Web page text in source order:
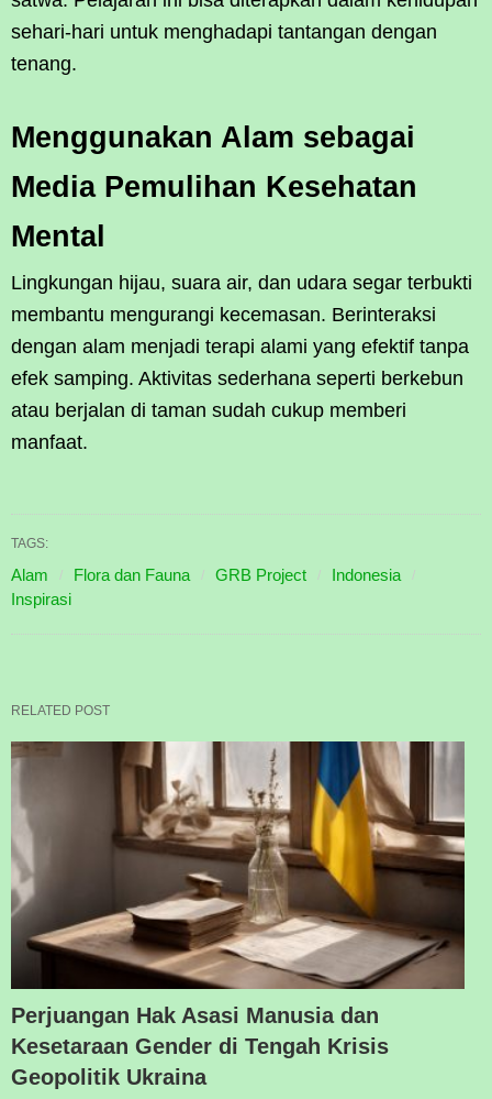
sehari-hari untuk menghadapi tantangan dengan
tenang.
Menggunakan Alam sebagai
Media Pemulihan Kesehatan
Mental
Lingkungan hijau, suara air, dan udara segar terbukti
membantu mengurangi kecemasan. Berinteraksi
dengan alam menjadi terapi alami yang efektif tanpa
efek samping. Aktivitas sederhana seperti berkebun
atau berjalan di taman sudah cukup memberi
manfaat.
TAGS:
Alam Flora dan Fauna GRB Project
Indonesia
Inspirasi
RELATED POST
Perjuangan Hak Asasi Manusia dan
Kesetaraan Gender di Tengah Krisis
Geopolitik Ukraina